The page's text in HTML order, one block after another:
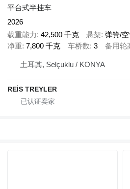
平台式半挂车
2026
载重能力 42,500 千克 悬架 弹簧/
净重 7,800 千克 车桥数 3 备用轮
土耳其, Selçuklu / KONYA
REİS TREYLER